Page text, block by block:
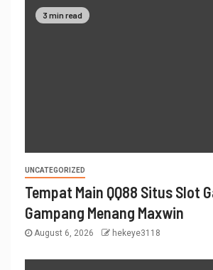
3 min read
UNCATEGORIZED
Tempat Main QQ88 Situs Slot
Gampang Menang Maxwin
August 6, 2026 hekeye3118